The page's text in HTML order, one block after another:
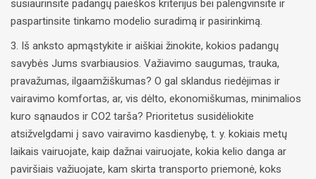
susiaurinsite padangų paieškos kriterijus bei palengvinsite ir
paspartinsite tinkamo modelio suradimą ir pasirinkimą.
3. Iš anksto apmąstykite ir aiškiai žinokite, kokios padangų
savybės Jums svarbiausios. Važiavimo saugumas, trauka,
pravažumas, ilgaamžiškumas? O gal sklandus riedėjimas ir
vairavimo komfortas, ar, vis dėlto, ekonomiškumas, minimalios
kuro sąnaudos ir CO2 tarša? Prioritetus susidėliokite
atsižvelgdami į savo vairavimo kasdienybę, t. y. kokiais metų
laikais vairuojate, kaip dažnai vairuojate, kokia kelio danga ar
paviršiais važiuojate, kam skirta transporto priemonė, koks